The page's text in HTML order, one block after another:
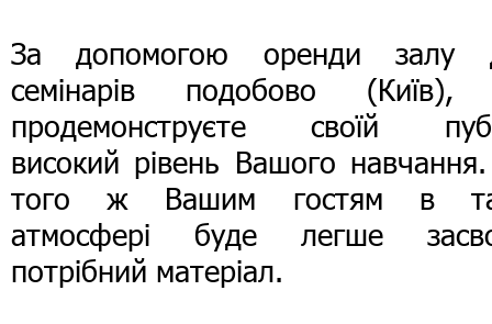
За допомогою оренди залу
семінарів подобово
продемонструєте своїй
високий рівень Вашого
того ж Вашим гостям в
атмосфері буде легше
потрібний матеріал.